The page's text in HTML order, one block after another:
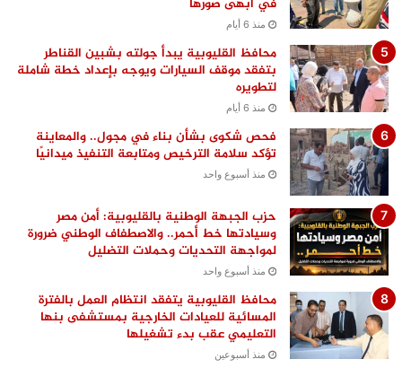
منذ 6 أيام
محافظ القليوبية يبدأ جولته بشبين القناطر
بتفقد موقف السيارات ويوجه بإعداد خطة شاملة
لتطويره
منذ 6 أيام
فحص شكوى بشأن بناء في مجول.. والمعاينة
تؤكد سلامة الترخيص ومتابعة التنفيذ ميدانيًا
منذ أسبوع واحد
حزب الجبهة الوطنية بالقليوبية: أمن مصر
وسيادتها خط أحمر.. والاصطفاف الوطني ضرورة
لمواجهة التحديات وحملات التضليل
منذ أسبوع واحد
محافظ القليوبية يتفقد انتظام العمل بالفترة
المسائية للعيادات الخارجية بمستشفى بنها
التعليمي عقب بدء تشغيلها
منذ أسبوعين